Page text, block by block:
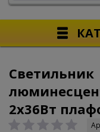
Светильник
2х36Вт